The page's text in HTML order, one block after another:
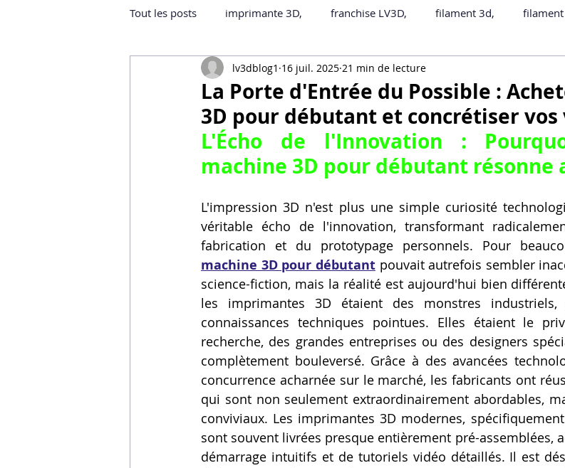
Tout les posts imprimante 3D, franchise LV3D, filament 3d, filament
impression 3D à la demande Accessoires imprimante 3D professionelle
ARTILLERY 3D Formation impression 3D SCANNER 3D
Refaire une piece en 3D
Creality Hi combo Artillery M1 Pro Filament PLA Service
Vidéos sur l'impression 3D, Artillery M1 pro Creality HI combo
Formation impresssion 3D formation CPF
La Porte d'Entrée du Possible :
3D pour débutant et concrétiser vos
lv3dblog1 16 juil. 2025 21 min de lecture
L'Écho de l'Innovation :
machine 3D pour débutant résonne
L'impression 3D n'est plus une simple curiosité
véritable écho de l'innovation, transformant
fabrication et du prototypage personnels. Pour
machine 3D pour débutant pouvait autrefois sembler
science-fiction, mais la réalité est aujourd'hui bien
les imprimantes 3D étaient des monstres
connaissances techniques pointues. Elles étaient le
recherche, des grandes entreprises ou des designers
complètement bouleversé. Grâce à des avancées
concurrence acharnée sur le marché, les fabricants ont
qui sont non seulement extraordinairement abordables,
conviviaux. Les imprimantes 3D modernes,
sont souvent livrées presque entièrement pré-assemblées,
démarrage intuitifs et de tutoriels vidéo détaillés. Il est